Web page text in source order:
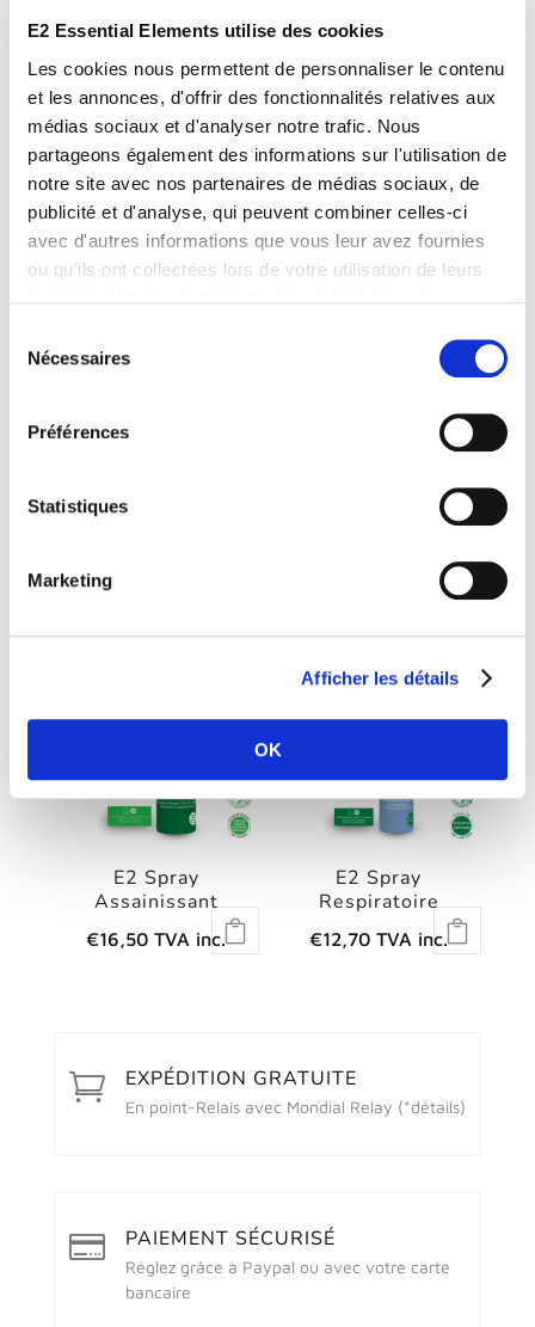
E2 Essential Elements utilise des cookies
Les cookies nous permettent de personnaliser le contenu
et les annonces, d'offrir des fonctionnalités relatives aux
médias sociaux et d'analyser notre trafic. Nous
partageons également des informations sur l'utilisation de
notre site avec nos partenaires de médias sociaux, de
publicité et d'analyse, qui peuvent combiner celles-ci
avec d'autres informations que vous leur avez fournies
ou qu'ils ont collectées lors de votre utilisation de leurs
Nécessaires
Préférences
Statistiques
Marketing
Afficher les détails
OK
Amazonet Cdiscount.
Produits similaires
Assainissant Bio
€19,90
Incontournable
E2 Spray
Assainissant
€16,50 TVA inc.
E2 Spray
Respiratoire
€12,70 TVA inc.
 EXPÉDITION GRATUITE
En point-Relais avec Mondial Relay (*détails)
 PAIEMENT SÉCURISÉ
Réglez grâce à Paypal ou avec votre carte
bancaire